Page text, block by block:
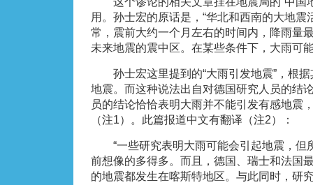
用。孙士宏的原话是，“华北和西南的大地震
常，震前大约一个月左右的时间内，降雨量
未来地震的震中区。在某些条件下，大雨可
孙士宏这里提到的“大雨引发地震”，根据
地震。而这种说法出自对德国研究人员的结
员的结论恰恰表明大雨并不能引发有感地震
（注1）。此篇报道中文有翻译（注2）：
“一些研究表明大雨可能会引起地震，但
前想像的多得多。而且，德国、瑞士和法国
的地震都发生在喀斯特地区。与此同时，研